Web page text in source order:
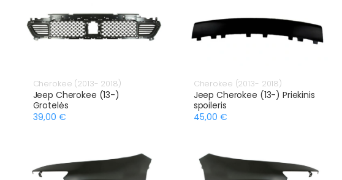
Cherokee (2013- 2018)
Jeep Cherokee (13-)
Grotelės
39,00 €
Cherokee (2013- 2018)
Jeep Cherokee (13-) Priekinis
spoileris
45,00 €